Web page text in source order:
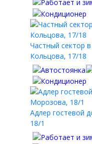
Частный сектор
Кольцова, 17/18
Адлер гостевой
18/1